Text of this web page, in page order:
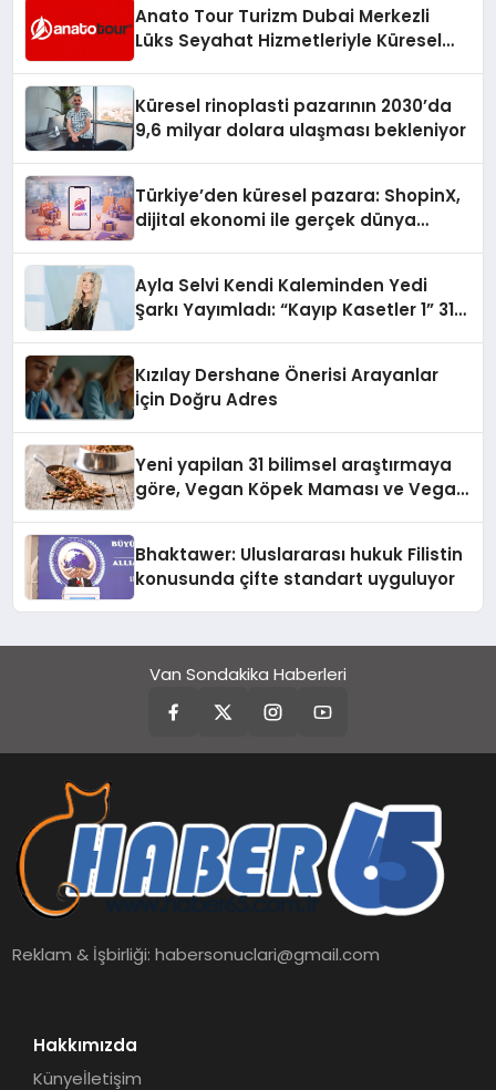
Anato Tour Turizm Dubai Merkezli
Lüks Seyahat Hizmetleriyle Küresel
Küresel rinoplasti pazarının 2030’da
9,6 milyar dolara ulaşması bekleniyor
Türkiye’den küresel pazara: ShopinX,
dijital ekonomi ile gerçek dünya
Ayla Selvi Kendi Kaleminden Yedi
Şarkı Yayımladı: “Kayıp Kasetler 1” 31
Kızılay Dershane Önerisi Arayanlar
İçin Doğru Adres
Yeni yapilan 31 bilimsel araştırmaya
göre, Vegan Köpek Maması ve Vegan
Bhaktawer: Uluslararası hukuk Filistin
konusunda çifte standart uyguluyor
Van Sondakika Haberleri
Reklam & İşbirliği:habersonuclari@gmail.com
Hakkımızda
Künyeİletişim